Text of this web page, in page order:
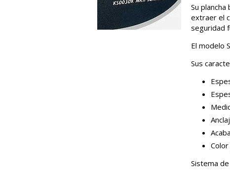
Su
extraer el
seguridad
El modelo
Sus
Sistema